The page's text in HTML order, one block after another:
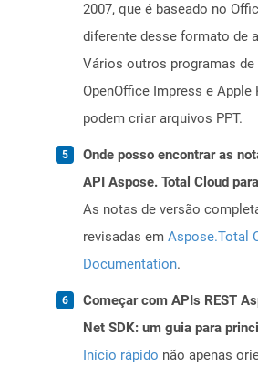
2007, que é baseado no
diferente desse formato de
Vários outros programas
OpenOffice Impress e Apple
podem criar arquivos PPT.
Onde posso encontrar as
API Aspose. Total Cloud
As notas de versão
revisadas em Aspose.Total
Documentation.
Começar com APIs REST
Net SDK: um guia para
Início rápido não apenas